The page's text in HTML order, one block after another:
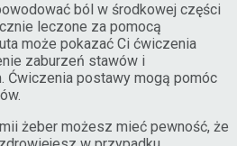
ból w środkowej części
leczone za pomocą
może pokazać Ci ćwiczenia
zaburzeń stawów i
Ćwiczenia postawy mogą pomóc
żeber możesz mieć pewność, że